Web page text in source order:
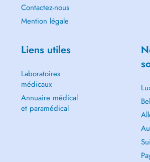
Contactez-nous
Mention légale
Liens utiles
Laboratoires
médicaux
Annuaire médical
et paramédical